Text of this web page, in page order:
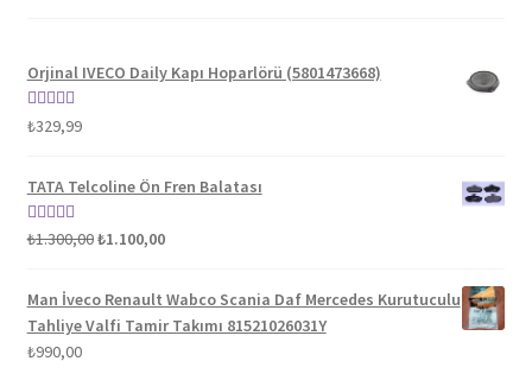
Orjinal IVECO Daily Kapı Hoparlörü (5801473668)
5 üzerinden
₺329,99
TATA Telcoline Ön Fren Balatası
5 üzerinden
₺1.300,00Orijinal
₺1.300,00.
₺1.100,00Şu
fiyat:
₺1.100,00.
Man İveco Renault Wabco Scania Daf Mercedes Kurutuculu
Tahliye Valfi Tamir Takımı 81521026031Y
₺990,00